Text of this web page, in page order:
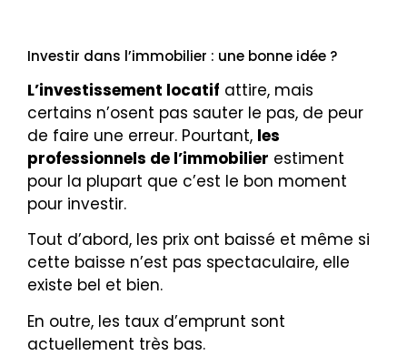
Investir dans l’immobilier : une bonne idée ?
L’investissement locatif attire, mais
certains n’osent pas sauter le pas, de peur
de faire une erreur. Pourtant, les
professionnels de l’immobilier estiment
pour la plupart que c’est le bon moment
pour investir.
Tout d’abord, les prix ont baissé et même si
cette baisse n’est pas spectaculaire, elle
existe bel et bien.
En outre, les taux d’emprunt sont
actuellement très bas.